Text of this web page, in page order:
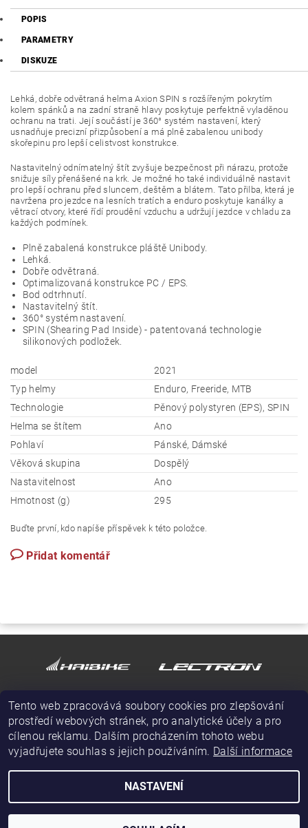
POPIS
PARAMETRY
DISKUZE
Lehká, dobře odvětraná helma Axion SPIN s rozšířeným pokrytím
kolem spánků a na zadní straně hlavy poskytuje perfektně vyladěnou
ochranu na trati. Její součástí je 360° systém nastavení, který
usnadňuje precizní přizpůsobení a má plně zabalenou unibody
skořepinu pro lepší celistvost konstrukce.
Nastavitelný odnímatelný štít zvyšuje bezpečnost při nárazu, protože
snižuje síly přenášené na krk. Je možné ho také individuálně nastavit
pro lepší ochranu před sluncem, deštěm a blátem. Tato přilba, která je
navržena pro jezdce na lesních tratích a enduro poskytuje kanálky a
větrací otvory, které řídí proudění vzduchu a udržují jezdce v chladu za
každých podmínek.
Plně zabalená konstrukce pláště Unibody.
Lehká.
Dobře odvětraná.
Optimalizovaná konstrukce PC / EPS.
Bod odtrhnutí.
Nastavitelný štít.
360° systém nastavení.
SPIN (Shearing Pad Inside) - patentovaná technologie
silikonových podložek.
model
2021
Typ helmy
Enduro, Freeride, MTB
Technologie
Pěnový polystyren (EPS), SPIN
Helma se štítem
Ano
Pohlaví
Pánské, Dámské
Věková skupina
Dospělý
Nastavitelnost
Ano
Hmotnost (g)
295
Buďte první, kdo napíše příspěvek k této položce.
Přidat komentář
2026 © Sympasport Kladno, všechna práva vyhrazena
Tento web zpracovává soubory cookies pro zlepšování
prostředí webových stránek, pro analytické účely a pro
cílenou reklamu. Dalším procházením tohoto webu
vyjadřujete souhlas s jejich používáním. Další informace
NASTAVENÍ